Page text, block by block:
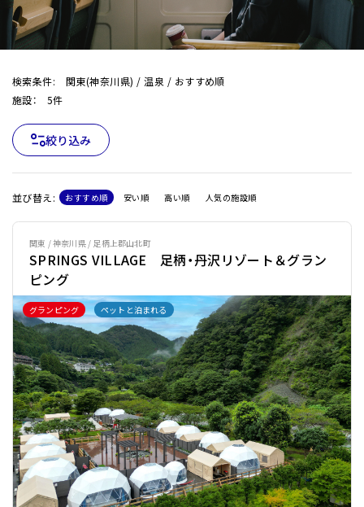
検索条件: 関東(神奈川県) / 温泉 / おすすめ順
施設： 5件
絞り込み
並び替え: おすすめ順 安い順 高い順 人気の施設順
グランピング ペットと泊まれる
関東 / 神奈川県 / 足柄上郡山北町
SPRINGS VILLAGE 足柄・丹沢リゾート＆グラン
ピング